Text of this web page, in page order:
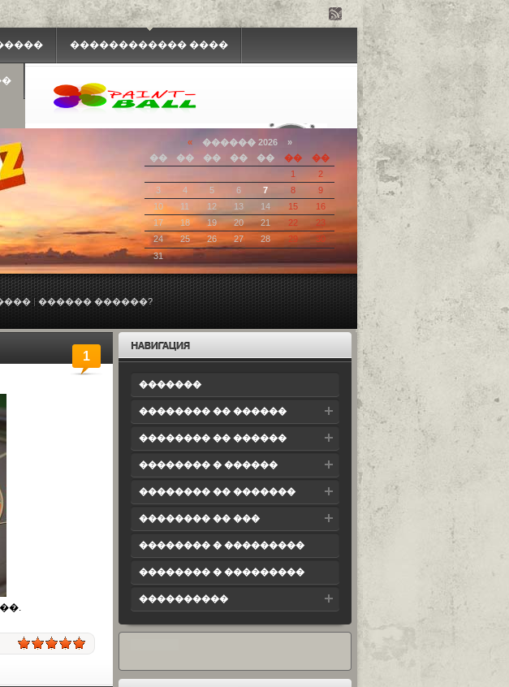
������������ ����
«������ 2026 »
��
�� �� �� �� ��
��
1
2
3
4 5 6 7 8
9
10
11 12 13 14 15
16
17
18 19 20 21 22
23
24
25 26 27 28 29
30
31
| ������ ������?
1
�������
�������� �� ������
�������� �� ������
�������� � ������
�������� �� �������
�������� �� ���
�������� � ���������
�������� � ���������
����������